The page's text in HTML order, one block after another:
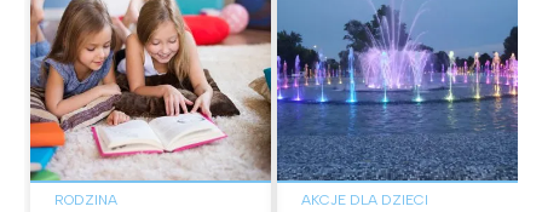
RODZINA AKCJE DLA DZIECI